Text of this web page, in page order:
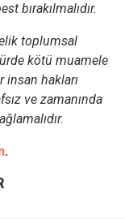
bırakılmalıdır.
toplumsal
kötü muamele
insan hakları
ve zamanında
.